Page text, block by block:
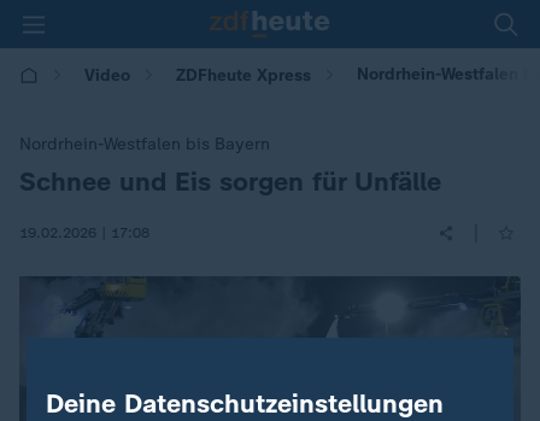
Video ZDFheute Xpress Nordrhein-Westfalen
Nordrhein-Westfalen bis Bayern
:
Schnee und Eis sorgen für Unfälle
19.02.2026 | 17:08
Deine Datenschutzeinstellungen